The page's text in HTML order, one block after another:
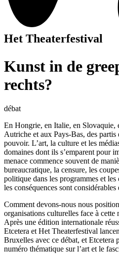
Het Theaterfestival
Kunst in de
rechts?
débat
En Hongrie, en Italie, en Slovaquie,
Autriche et aux Pays-Bas, des partis
pouvoir. L’art, la culture et les
domaines dont ils s’emparent pour
menace commence souvent de
bureaucratique, la censure, les
politique dans les programmes et
les conséquences sont
Comment devons-nous nous
organisations culturelles face à cette
Après une édition internationale
Etcetera et Het Theaterfestival
Bruxelles avec ce débat, et Etcetera
numéro thématique sur l’art et le